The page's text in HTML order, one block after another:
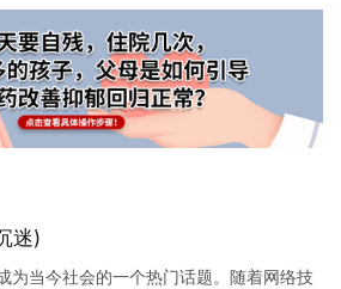
迷)
为当今社会的一个热门话题。随着网络技